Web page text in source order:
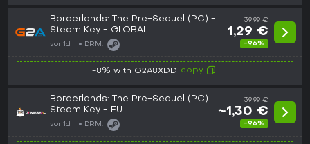
Borderlands: The Pre-Sequel (PC) -
Steam Key - GLOBAL
vor 1d DRM:
39,99 €
1,29 €
-96%
-8% with G2A8XDD copy
Borderlands: The Pre-Sequel (PC)
Steam Key - EU
vor 1d DRM:
39,99 €
~1,30 €
-96%